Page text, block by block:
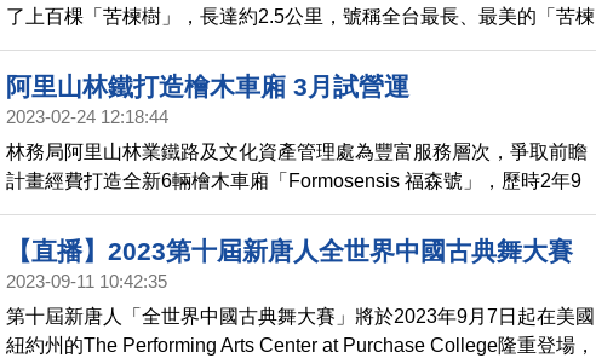
了上百棵「苦楝樹」，長達約2.5公里，號稱全台最長、最美的「苦楝
樹綠色隧道」。每年3、4月是苦楝花盛開期，白紫相間的花朵開滿樹
上，吸引不少民眾和攝影愛好者前來拍攝。
阿里山林鐵打造檜木車廂 3月試營運
2023-02-24 12:18:44
林務局阿里山林業鐵路及文化資產管理處為豐富服務層次，爭取前瞻
計畫經費打造全新6輛檜木車廂「Formosensis 福森號」，歷時2年9
個月終於完工交車，將於112年3月開始試車，完成試車後報請交通部
同意營運。
【直播】2023第十屆新唐人全世界中國古典舞大賽
2023-09-11 10:42:35
第十屆新唐人「全世界中國古典舞大賽」將於2023年9月7日起在美國
紐約州的The Performing Arts Center at Purchase College隆重登場，